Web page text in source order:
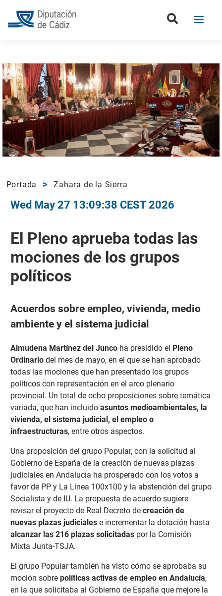
Portada Zahara de la Sierra
Wed May 27 13:09:38 CEST 2026
El Pleno aprueba todas las
mociones de los grupos
políticos
Acuerdos sobre empleo, vivienda, medio
ambiente y el sistema judicial
Almudena Martínez del Junco ha presidido el Pleno
Ordinariodel mes de mayo, en el que se han aprobado
todas las mociones que han presentado los grupos
políticos con representación en el arco plenario
provincial. Un total de ocho proposiciones sobre temática
variada, que han incluido asuntos medioambientales, la
vivienda, el sistema judicial, el empleo o
infraestructuras, entre otros aspectos.
Una proposición del grupo Popular, con la solicitud al
Gobierno de España de la creación de nuevas plazas
judiciales en Andalucía ha prosperado con los votos a
favor de PP y La Línea 100x100 y la abstención del grupo
Socialista y de IU. La propuesta de acuerdo sugiere
revisar el proyecto de Real Decreto de creación de
nuevas plazas judicialese incrementar la dotación hasta
alcanzar las 216 plazas solicitadaspor la Comisión
Mixta Junta-TSJA.
El grupo Popular también ha visto cómo se aprobaba su
moción sobre políticas activas de empleo en Andalucía,
en la que solicitaba al Gobierno de España que mejore la